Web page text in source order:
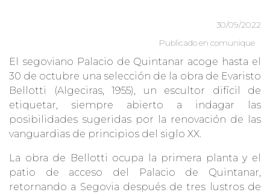
30/09/2022
Publicado en comunique
El segoviano Palacio de Quintanar acoge hasta el
30 de octubre una selección de la obra de Evaristo
Bellotti (Algeciras, 1955), un escultor difícil de
etiquetar, siempre abierto a indagar las
posibilidades sugeridas por la renovación de las
vanguardias de principios del siglo XX.
La obra de Bellotti ocupa la primera planta y el
patio de acceso del Palacio de Quintanar,
retornando a Segovia después de tres lustros de